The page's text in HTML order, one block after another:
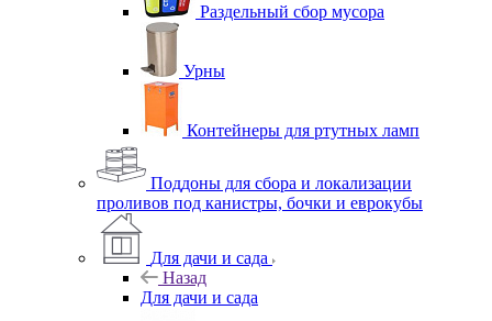
Раздельный сбор мусора
Урны
Контейнеры для ртутных ламп
Поддоны для сбора и локализации
проливов под канистры, бочки и еврокубы
Для дачи и сада
Назад
Для дачи и сада